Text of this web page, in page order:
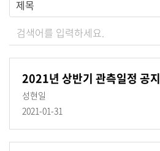
제목
검색어를 입력하세요
2021년 상반기 관측일정 공지
성현일
2021-01-31